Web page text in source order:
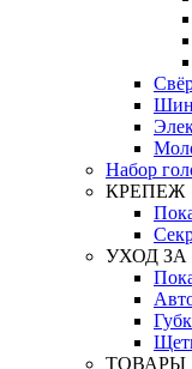
Набор
КРЕПЕЖ
УХОД
ТОВАРЫ